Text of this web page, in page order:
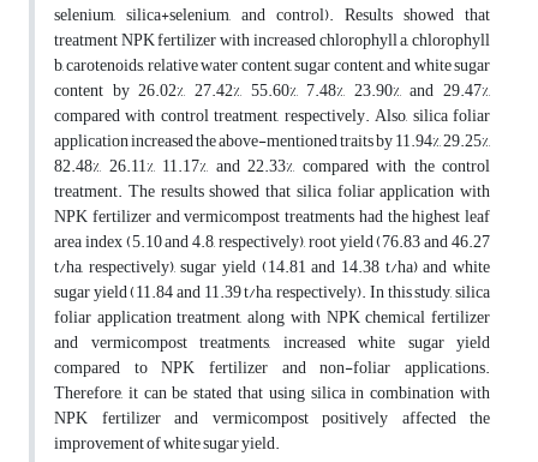
selenium, silica+selenium, and control). Results showed that
treatment NPK fertilizer with increased chlorophyll a, chlorophyll
b, carotenoids, relative water content, sugar content, and white sugar
content by 26.02%, 27.42%, 55.60%, 7.48%, 23.90%, and 29.47%,
compared with control treatment, respectively. Also, silica foliar
application increased the above-mentioned traits by 11.94%, 29.25%,
82.48%, 26.11%, 11.17%, and 22.33%, compared with the control
treatment. The results showed that silica foliar application with
NPK fertilizer and vermicompost treatments had the highest leaf
area index (5.10 and 4.8, respectively), root yield (76.83 and 46.27
t/ha, respectively), sugar yield (14.81 and 14.38 t/ha) and white
sugar yield (11.84 and 11.39 t/ha, respectively). In this study, silica
foliar application treatment, along with NPK chemical fertilizer
and vermicompost treatments, increased white sugar yield
compared to NPK fertilizer and non-foliar applications.
Therefore, it can be stated that using silica in combination with
NPK fertilizer and vermicompost positively affected the
improvement of white sugar yield.